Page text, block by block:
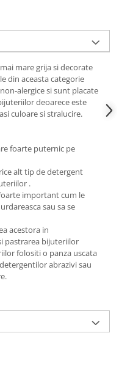
mare grija si decorate
din aceasta categorie
alergice si sunt placate
deoarece este
culoare si stralucire.
foarte puternic pe
alt tip de detergent
.
important cum le
sau sa se
acestora in
pastrarea bijuteriilor
folositi o panza uscata
abrazivi sau